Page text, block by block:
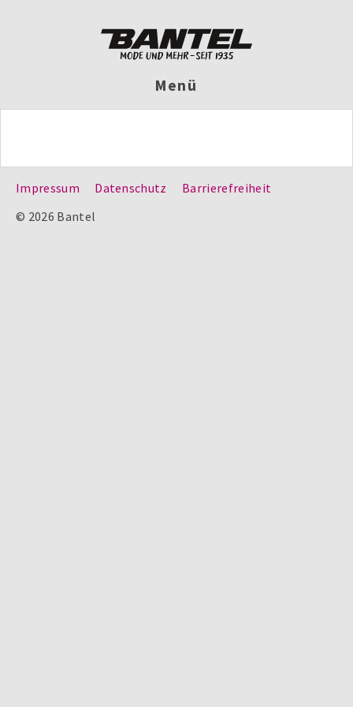
Menü
Impressum Datenschutz
Barrierefreiheit
© 2026 Bantel